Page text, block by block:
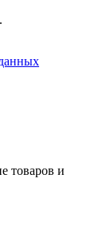
товаров и